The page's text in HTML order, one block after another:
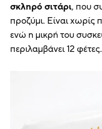
σκληρό σιτάρι, που
προζύμι. Είναι χωρίς
ενώ η μικρή του
περιλαμβάνει 12 φέτες.